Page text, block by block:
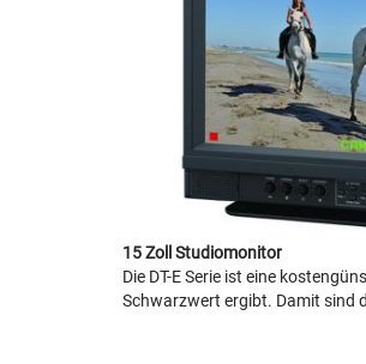
15 Zoll Studiomonitor
Die DT-E Serie ist eine
Schwarzwert ergibt. Damit sind